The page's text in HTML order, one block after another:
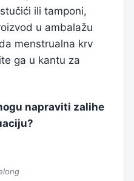
ili tamponi,
u ambalažu
menstrualna krv
ga u kantu za
napraviti zalihe